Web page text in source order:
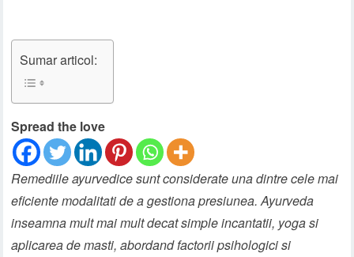
Sumar articol:
Spread the love
Remediile ayurvedice sunt considerate una dintre cele mai
eficiente modalitati de a gestiona presiunea. Ayurveda
inseamna mult mai mult decat simple incantatii, yoga si
aplicarea de masti, abordand factorii psihologici si